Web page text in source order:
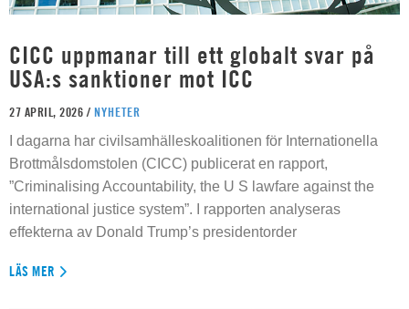
CICC uppmanar till ett globalt svar på
USA:s sanktioner mot ICC
27 APRIL, 2026 / NYHETER
I dagarna har civilsamhälleskoalitionen för Internationella
Brottmålsdomstolen (CICC) publicerat en rapport,
”Criminalising Accountability, the U S lawfare against the
international justice system”. I rapporten analyseras
effekterna av Donald Trump’s presidentorder
LÄS MER